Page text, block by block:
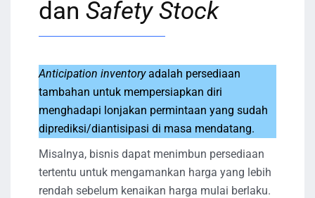
dan Safety Stock
Anticipation inventoryadalah persediaan
tambahan untuk mempersiapkan diri
menghadapi lonjakan permintaan yang sudah
diprediksi/diantisipasi di masa mendatang.
Misalnya, bisnis dapat menimbun persediaan
tertentu untuk mengamankan harga yang lebih
rendah sebelum kenaikan harga mulai berlaku.